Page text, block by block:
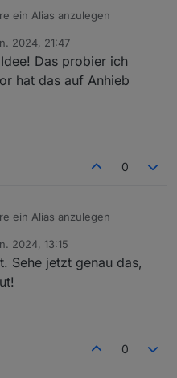
ein Alias anzulegen
"on" und "off" meldet. Bei
2024, 21:47
Das probier ich
hat das auf Anhieb
0
ein Alias anzulegen
2024, 13:15
Sehe jetzt genau das,
0